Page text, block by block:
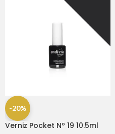
-20%
Verniz Pocket Nº 19 10.5ml